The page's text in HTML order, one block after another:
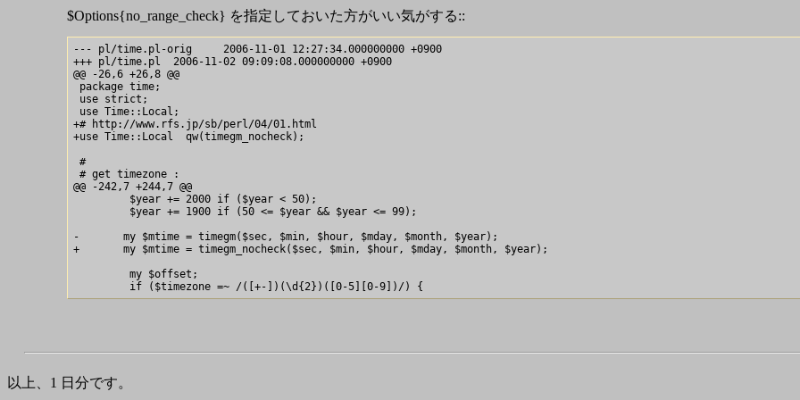
$Options{no_range_check} を指定しておいた方がいい気がする::
--- pl/time.pl-orig	2006-11-01 12:27:34.000000000 +0900
+++ pl/time.pl	2006-11-02 09:09:08.000000000 +0900
@@ -26,6 +26,8 @@
package time;
use strict;
use Time::Local;
+# http://www.rfs.jp/sb/perl/04/01.html
+use Time::Local  qw(timegm_nocheck);
#
# get timezone :
@@ -242,7 +244,7 @@
         $year += 2000 if ($year < 50);
         $year += 1900 if (50 <= $year && $year <= 99);
-	my $mtime = timegm($sec, $min, $hour, $mday, $month, $year);
+	my $mtime = timegm_nocheck($sec, $min, $hour, $mday, $month, $year);
         my $offset;
以上、1 日分です。